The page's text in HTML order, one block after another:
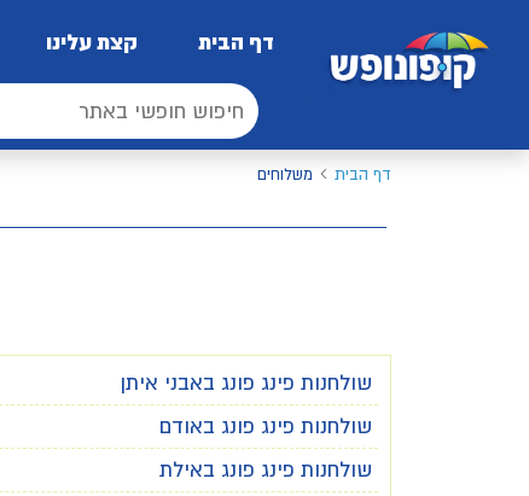
דף הבית קצת עלינו
דף הבית משלוחים
שולחנות פינג פונג באבני איתן
שולחנות פינג פונג באודם
שולחנות פינג פונג באילת